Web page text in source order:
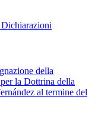
della
la Dottrina della
al termine del